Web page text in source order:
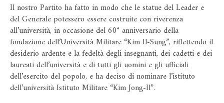
Il nostro Partito ha fatto in modo che le statue del Leader e
del Generale potessero essere costruite con riverenza
all’università, in occasione del 60° anniversario della
fondazione dell’Università Militare “Kim Il-Sung”, riflettendo il
desiderio ardente e la fedeltà degli insegnanti, dei cadetti e dei
laureati dell’università e di tutti gli uomini e gli ufficiali
dell’esercito del popolo, e ha deciso di nominare l’istituto
dell’università Istituto Militare “Kim Jong-Il”.